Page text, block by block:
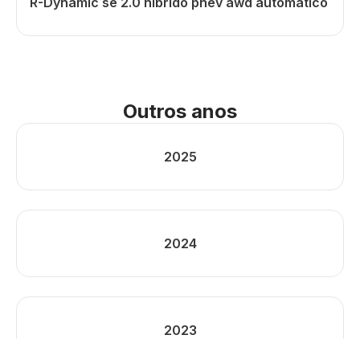
Outros anos
2025
2024
2023